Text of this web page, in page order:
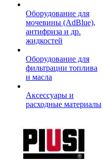
Оборудование для
мочевины (AdBlue),
антифриза и др.
жидкостей
Оборудование для
фильтрации топлива
и масла
Аксессуары и
расходные материалы